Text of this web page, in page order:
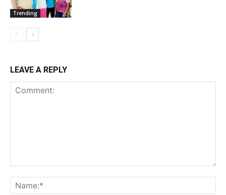
Trending
LEAVE A REPLY